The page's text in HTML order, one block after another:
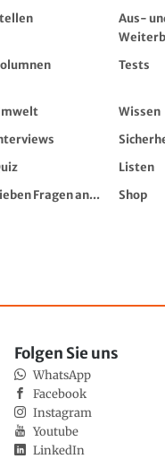
Aus-
Tests
Wissen
Listen
Fragen an...
Shop
Folgen Sie uns
WhatsApp
Facebook
Instagram
Youtube
LinkedIn